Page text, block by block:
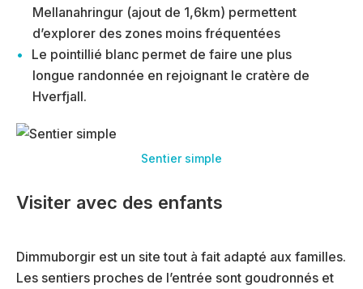
Mellanahringur (ajout de 1,6km) permettent
d’explorer des zones moins fréquentées
Le pointillié blanc permet de faire une plus
longue randonnée en rejoignant le cratère de
Hverfjall.
Sentier simple
Visiter avec des enfants
Dimmuborgir est un site tout à fait adapté aux familles.
Les sentiers proches de l’entrée sont goudronnés et